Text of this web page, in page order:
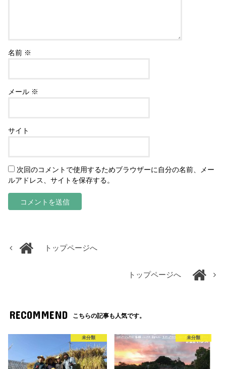
名前 ※
メール ※
サイト
次回のコメントで使用するためブラウザーに自分の名前、メー
ルアドレス、サイトを保存する。
トップページへ
トップページへ
RECOMMEND こちらの記事も人気です。
未分類 未分類